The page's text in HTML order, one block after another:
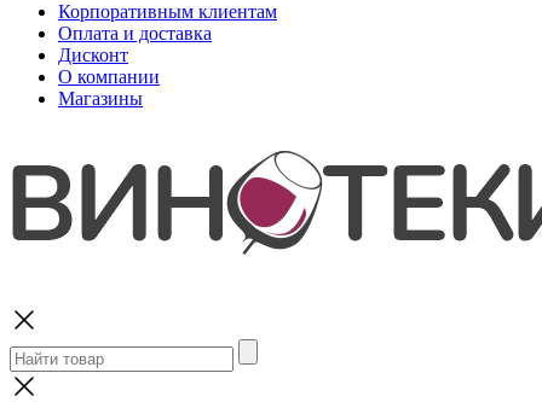
Корпоративным клиентам
Оплата и доставка
Дисконт
О компании
Магазины